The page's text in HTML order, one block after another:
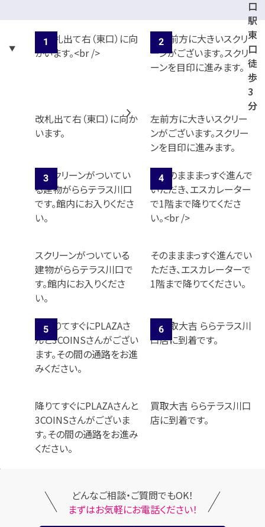
5
口
駅
東
口
徒
歩
3
分
改札出て右（東口）に向か
います。
左前方に大きいスクリー
ンがございます。スクリー
ンを目印に進みます。
スクリーンがついている
建物がららテラス川口で
す。館内にお入りくださ
い。
そのまままっすぐ進んでい
ただき、エスカレーターで
1階まで降りてください。
降りてすぐにPLAZAさんと
3COINSさんがございま
す。その間の通路をお進み
ください。
買取大吉 ららテラス川口
店に到着です。
どんなご相談・ご質問でもOK！
まずはお気軽にお電話ください！